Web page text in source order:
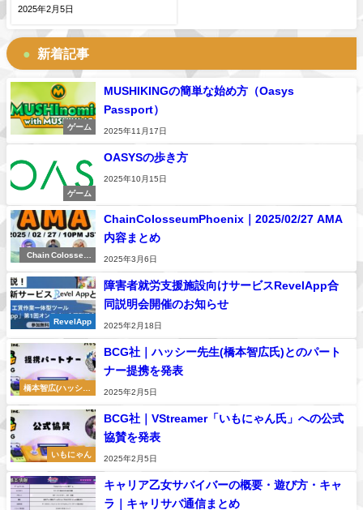
2025年2月5日
新着記事
ゲーム
MUSHIKINGの簡単な始め方（Oasys
Passport）
2025年11月17日
ゲーム
OASYSの歩き方
2025年10月15日
Chain Colosseu
ChainColosseumPhoenix｜2025/02/27 AMA
内容まとめ
2025年3月6日
RevelApp
障害者就労支援施設向けサービスRevelApp合
同説明会開催のお知らせ
2025年2月18日
橋本智広(ハッシー
BCG社｜ハッシー先生(橋本智広氏)とのパート
ナー提携を発表
2025年2月5日
いもにゃん
BCG社｜VStreamer「いもにゃん氏」への公式
協賛を発表
2025年2月5日
キャリア乙女サバイバーの概要・遊び方・キャ
ラ｜キャリサバ通信まとめ